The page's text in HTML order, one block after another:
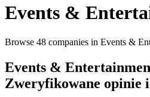
Events &
Browse 48 companies in Events &
Events &
Zweryfikowane opinie